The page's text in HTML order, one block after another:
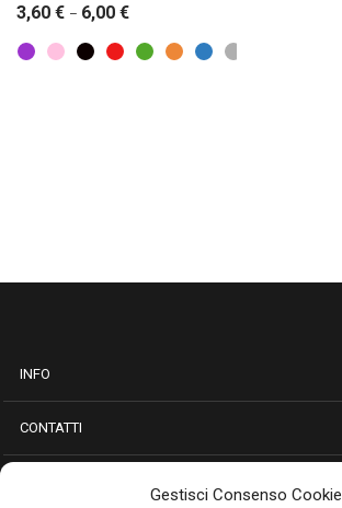
Gestisci Consenso Cookie
3,60 € – 6,00 €
INFO
CONTATTI